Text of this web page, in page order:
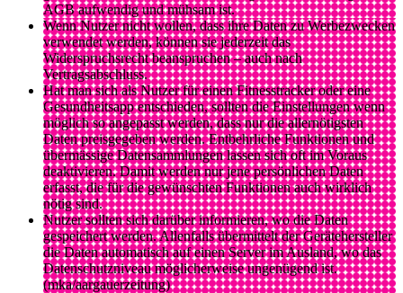
AGB aufwendig und mühsam ist.
Wenn Nutzer nicht wollen, dass ihre Daten zu Werbezwecken
verwendet werden, können sie jederzeit das
Widerspruchsrecht beanspruchen – auch nach
Vertragsabschluss.
Hat man sich als Nutzer für einen Fitnesstracker oder eine
Gesundheitsapp entschieden, sollten die Einstellungen wenn
möglich so angepasst werden, dass nur die allernötigsten
Daten preisgegeben werden. Entbehrliche Funktionen und
übermässige Datensammlungen lassen sich oft im Voraus
deaktivieren. Damit werden nur jene persönlichen Daten
erfasst, die für die gewünschten Funktionen auch wirklich
nötig sind.
Nutzer sollten sich darüber informieren, wo die Daten
gespeichert werden. Allenfalls übermittelt der Gerätehersteller
die Daten automatisch auf einen Server im Ausland, wo das
Datenschutzniveau möglicherweise ungenügend ist.
(mka/aargauerzeitung)